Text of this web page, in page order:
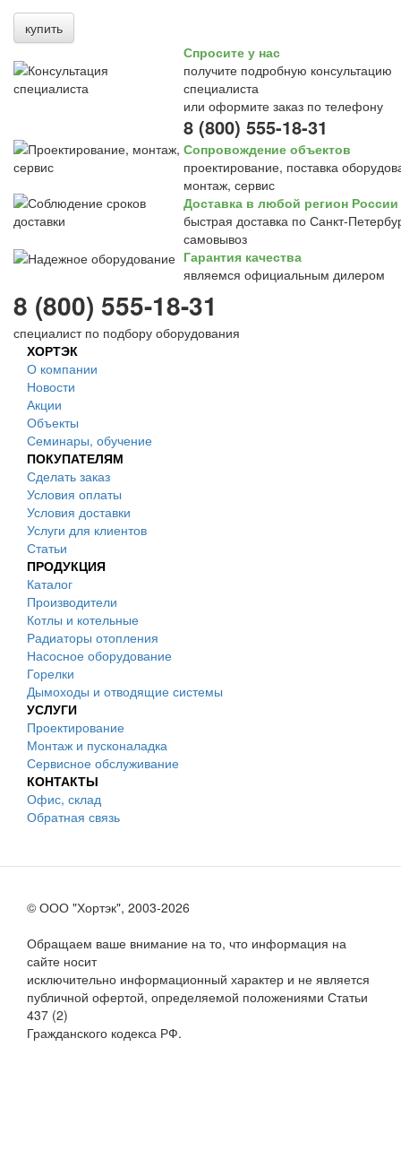
купить
Спросите у нас
получите подробную консультацию
специалиста
или оформите заказ по телефону
8 (800) 555-18-31
Сопровождение объектов
проектирование, поставка
монтаж, сервис
Доставка в любой регион России
быстрая доставка по Санкт-
самовывоз
Гарантия качества
являемся официальным дилером
8 (800) 555-18-31
специалист по подбору оборудования
ХОРТЭК
О компании
Новости
Акции
Объекты
Семинары, обучение
ПОКУПАТЕЛЯМ
Сделать заказ
Условия оплаты
Условия доставки
Услуги для клиентов
Статьи
ПРОДУКЦИЯ
Каталог
Производители
Котлы и котельные
Радиаторы отопления
Насосное оборудование
Горелки
Дымоходы и отводящие системы
УСЛУГИ
Проектирование
Монтаж и пусконаладка
Сервисное обслуживание
КОНТАКТЫ
Офис, склад
Обратная связь
© ООО "Хортэк", 2003-2026
Обращаем ваше внимание на то, что информация на
сайте носит
исключительно информационный характер и не является
публичной офертой, определяемой положениями Статьи
437 (2)
Гражданского кодекса РФ.